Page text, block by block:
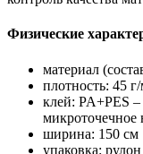
Физические
материал
плотность: 45 г/
клей: PA+PES
микроточечное
ширина: 150 см
упаковка: